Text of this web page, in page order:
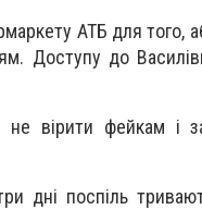
АТБ для того,
Доступу до
не вірити фейкам і
дні поспіль